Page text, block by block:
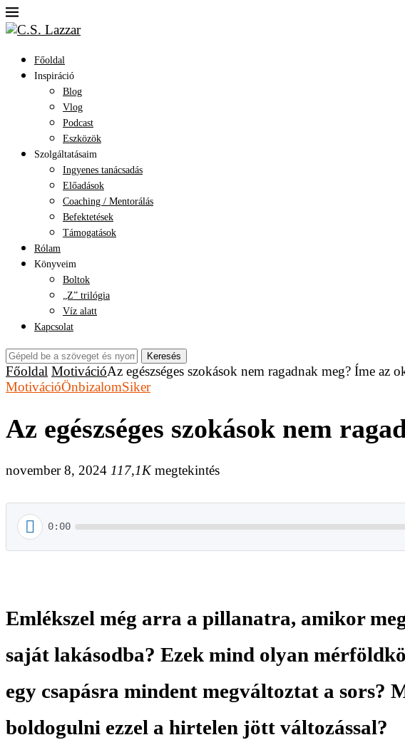
Főoldal
Inspiráció
Blog
Vlog
Podcast
Eszközök
Szolgáltatásaim
Ingyenes tanácsadás
Előadások
Coaching / Mentorálás
Befektetések
Támogatások
Rólam
Könyveim
Boltok
„Z” trilógia
Víz alatt
Kapcsolat
Keresés
Főoldal MotivációAz egészséges szokások nem ragadnak meg? Íme az
MotivációÖnbizalomSiker
Az egészséges szokások nem
november 8, 2024 117,1Kmegtekintés
0:00
Emlékszel még arra a pillanatra, amikor
saját lakásodba? Ezek mind olyan
egy csapásra mindent megváltoztat a
boldogulni ezzel a hirtelen jött változással?